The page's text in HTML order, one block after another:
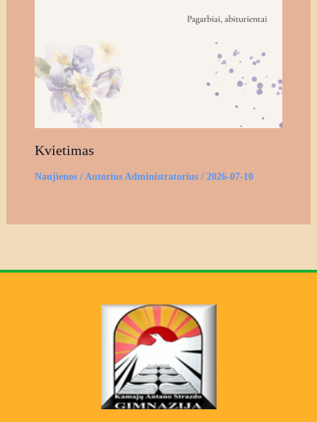
Kvietimas
Naujienos/ Autorius Administratorius / 2026-07-10